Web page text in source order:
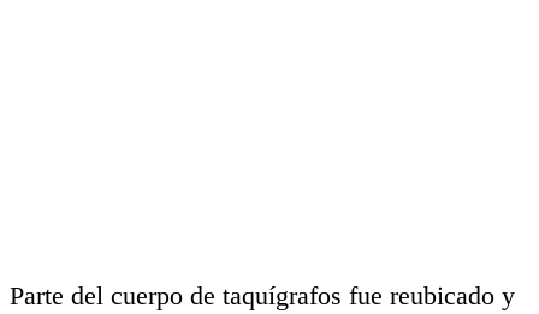
Parte del cuerpo de taquígrafos fue reubicado y